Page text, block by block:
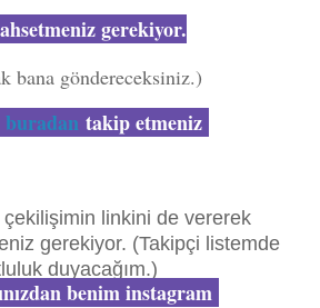
gerekiyor.
bana göndereceksiniz.)
buradan takip etmeniz
çekilişimin linkini de vererek
gerekiyor. (Takipçi listemde
duyacağım.)
benim instagram